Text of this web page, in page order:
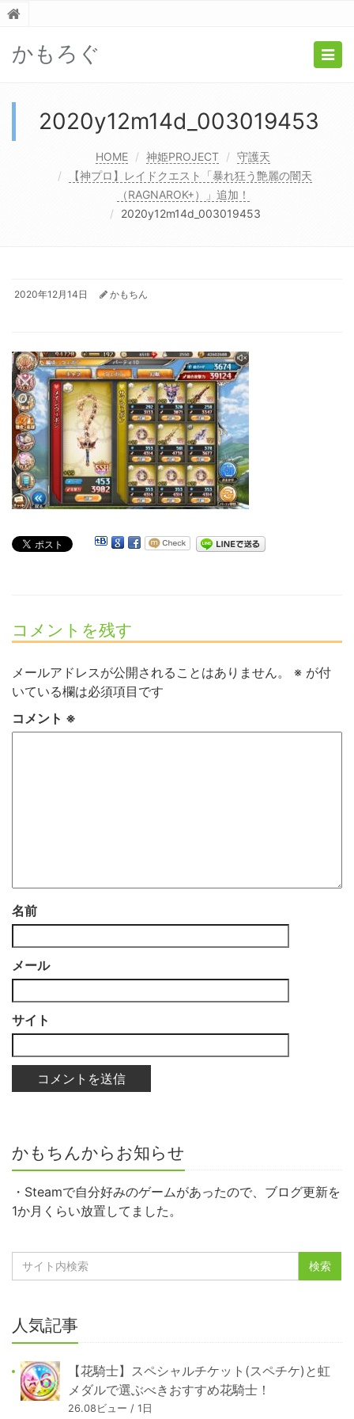
かもろぐ
2020y12m14d_003019453
HOME 神姫PROJECT
守護天
【神プロ】レイドクエスト「暴れ狂う艶麗の闇天
（RAGNAROK+）」追加！
2020y12m14d_003019453
2020年12月14日 かもちん
コメントを残す
メールアドレスが公開されることはありません。 ※ が付
いている欄は必須項目です
コメント ※
名前
メール
サイト
かもちんからお知らせ
・Steamで自分好みのゲームがあったので、ブログ更新を
1か月くらい放置してました。
人気記事
【花騎士】スペシャルチケット(スペチケ)と虹
メダルで選ぶべきおすすめ花騎士！
26.08ビュー / 1日